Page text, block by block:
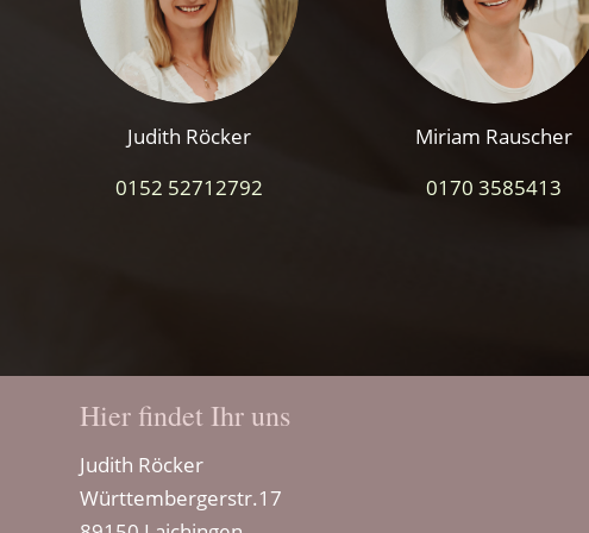
Judith Röcker
0152 52712792
Miriam Rauscher
0170 3585413
Hier findet Ihr uns
Judith Röcker
Württembergerstr.17